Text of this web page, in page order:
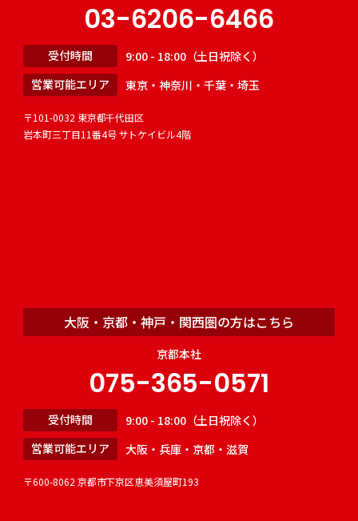
03-6206-6466
受付時間
9:00 - 18:00（土日祝除く）
営業可能エリア
東京・神奈川・千葉・埼玉
〒101-0032 東京都千代田区
岩本町三丁目11番4号 サトケイビル4階
大阪・京都・神戸・関西圏の方はこちら
京都本社
075-365-0571
受付時間
9:00 - 18:00（土日祝除く）
営業可能エリア
大阪・兵庫・京都・滋賀
〒600-8062 京都市下京区恵美須屋町193